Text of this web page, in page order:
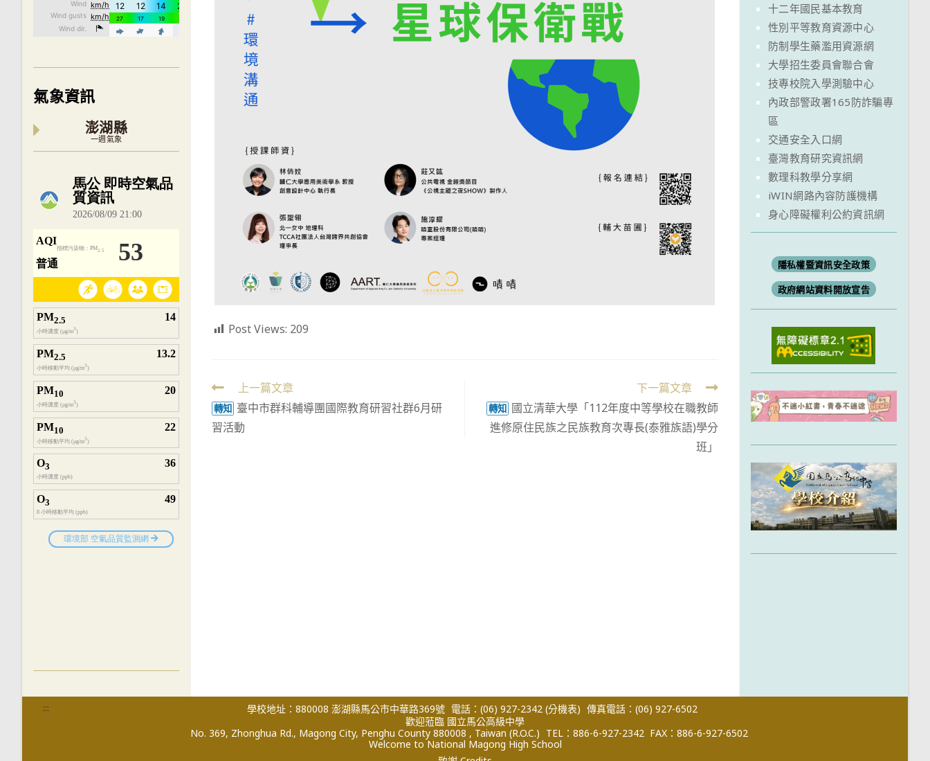
Post Views: 209
Read
more
articles
上一篇文章
轉知 臺中市群科輔導團國際教育研習社群6月研
習活動
下一篇文章
轉知 國立清華大學「112年度中等學校在職教師
進修原住民族之民族教育次專長(泰雅族語)學分
班」
氣象資訊
澎湖縣
一週氣象
內嵌空氣品質小工具為視覺預覽，完整即時空氣品質資料請開啟馬公即時空氣品質資訊
十二年國民基本教育
性別平等教育資源中心
防制學生藥濫用資源網
大學招生委員會聯合會
技專校院入學測驗中心
內政部警政署165防詐騙專
區
交通安全入口網
臺灣教育研究資訊網
數理科教學分享網
iWIN網路內容防護機構
身心障礙權利公約資訊網
隱私權暨資訊安全政策
政府網站資料開放宣告
::: 學校地址：880008 澎湖縣馬公市中華路369號 電話：(06) 927-2342 (分機表) 傳真電話：(06) 927-6502
歡迎蒞臨 國立馬公高級中學
No. 369, Zhonghua Rd., Magong City, Penghu County 880008 , Taiwan (R.O.C.) TEL：886-6-927-2342 FAX：886-6-927-6502
Welcome to National Magong High School